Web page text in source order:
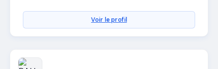
Voir le profil